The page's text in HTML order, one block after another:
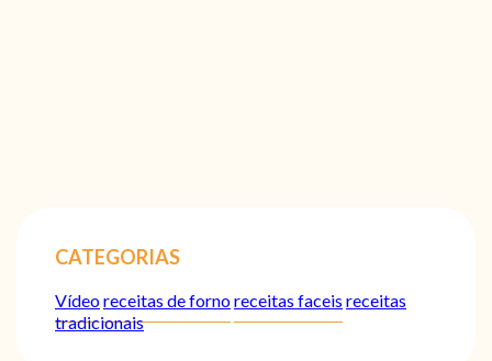
CATEGORIAS
Vídeoreceitas de fornoreceitas faceis receitas
tradicionais